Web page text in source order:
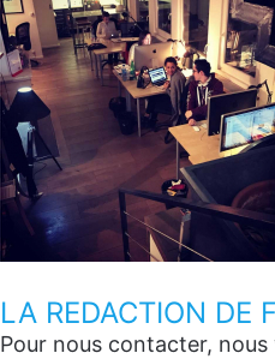
LA REDACTION DE
Pour nous contacter,